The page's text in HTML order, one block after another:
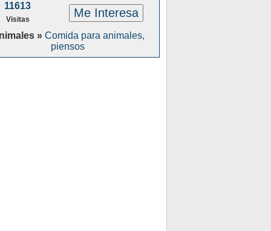
11613
Visitas Me Interesa
» Comida para animales,
piensos